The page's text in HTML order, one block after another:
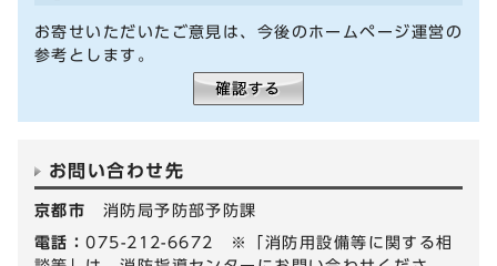
お寄せいただいたご意見は、今後のホームページ運営の
参考とします。
お問い合わせ先
京都市 消防局予防部予防課
電話：075-212-6672 ※「消防用設備等に関する相